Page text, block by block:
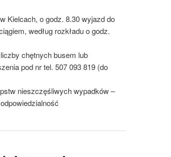
Kielcach, o godz. 8.30 wyjazd do
według rozkładu o godz.
chętnych busem lub
pod nr tel. 507 093 819 (do
nieszczęśliwych wypadków –